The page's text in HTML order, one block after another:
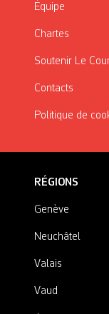
Équipe
Chartes
Soutenir Le
Contacts
Politique de
RÉGIONS
Genève
Neuchâtel
Valais
Vaud